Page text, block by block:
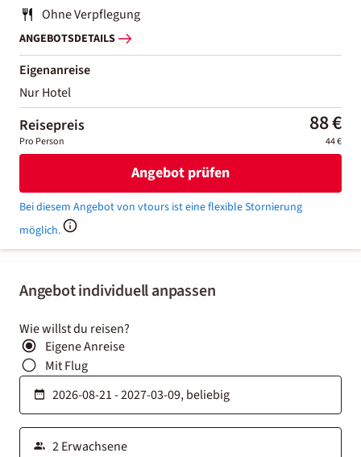
Angebot individuell anpassen
Wie willst du reisen?
Eigene Anreise
Mit Flug
Ohne Verpflegung
ANGEBOTSDETAILS
Eigenanreise
Nur Hotel
Reisepreis 88 €
Pro Person 44 €
Angebot prüfen
Bei diesem Angebot von vtours ist eine flexible Stornierung
möglich.